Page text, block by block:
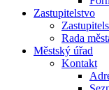
Zastupitelstvo
Rada
Městský úřad
Kontakt